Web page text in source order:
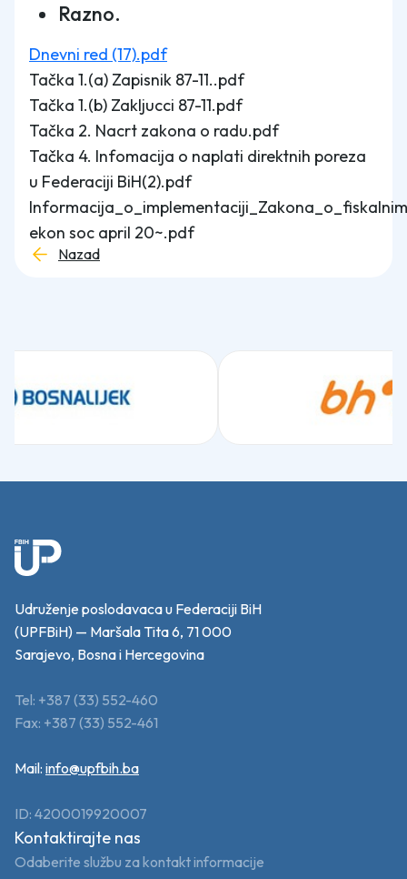
Razno.
Dnevni red (17).pdf
Tačka 1.(a) Zapisnik 87-11..pdf
Tačka 1.(b) Zakljucci 87-11.pdf
Tačka 2. Nacrt zakona o radu.pdf
Tačka 4. Infomacija o naplati direktnih poreza
u Federaciji BiH(2).pdf
ekon soc april 20~.pdf
Nazad
Udruženje poslodavaca u Federaciji BiH
(UPFBiH) — Maršala Tita 6, 71 000
Sarajevo, Bosna i Hercegovina
Tel: +387 (33) 552-460
Fax: +387 (33) 552-461
Mail: info@upfbih.ba
ID: 4200019920007
Kontaktirajte nas
Odaberite službu za kontakt informacije